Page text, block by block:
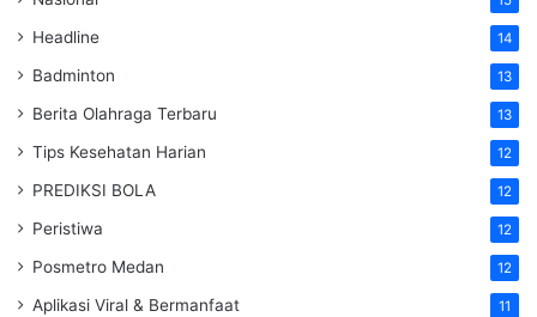
Headline 14
Badminton 13
Berita Olahraga Terbaru 13
Tips Kesehatan Harian 12
PREDIKSI BOLA 12
Peristiwa 12
Posmetro Medan 12
Aplikasi Viral & Bermanfaat 11